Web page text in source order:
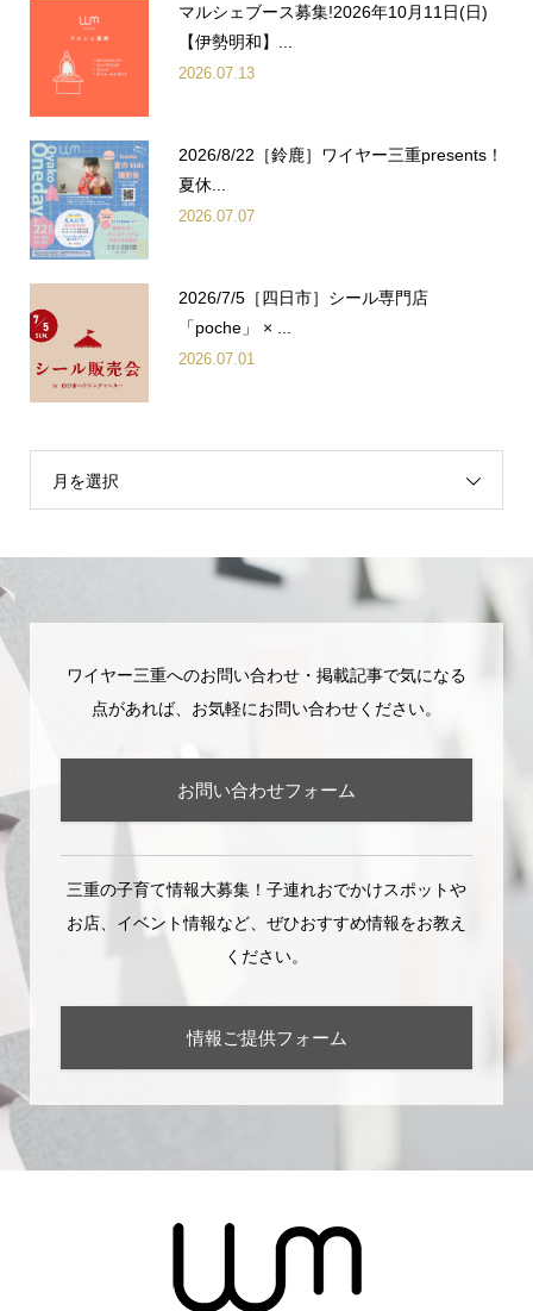
マルシェブース募集!2026年10月11日(日)
【伊勢明和】...
2026.07.13
2026/8/22［鈴鹿］ワイヤー三重presents！
夏休...
2026.07.07
2026/7/5［四日市］シール専門店
「poche」 × ...
2026.07.01
月を選択
ワイヤー三重へのお問い合わせ・掲載記事で気になる
点があれば、お気軽にお問い合わせください。
お問い合わせフォーム
三重の子育て情報大募集！子連れおでかけスポットや
お店、イベント情報など、ぜひおすすめ情報をお教え
ください。
情報ご提供フォーム